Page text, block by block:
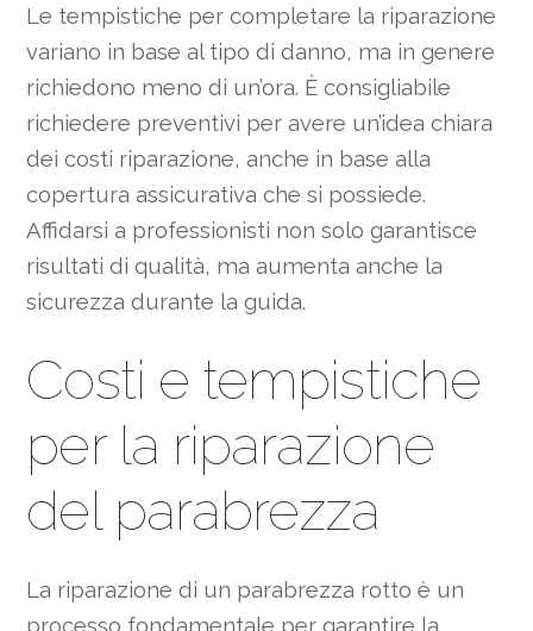
Le tempistiche per completare la riparazione
variano in base al tipo di danno, ma in genere
richiedono meno di un’ora. È consigliabile
richiedere preventivi per avere un’idea chiara
dei costi riparazione, anche in base alla
copertura assicurativa che si possiede.
Affidarsi a professionisti non solo garantisce
risultati di qualità, ma aumenta anche la
sicurezza durante la guida.
Costi e tempistiche
per la riparazione
del parabrezza
La riparazione di un parabrezza rotto è un
processo fondamentale per garantire la